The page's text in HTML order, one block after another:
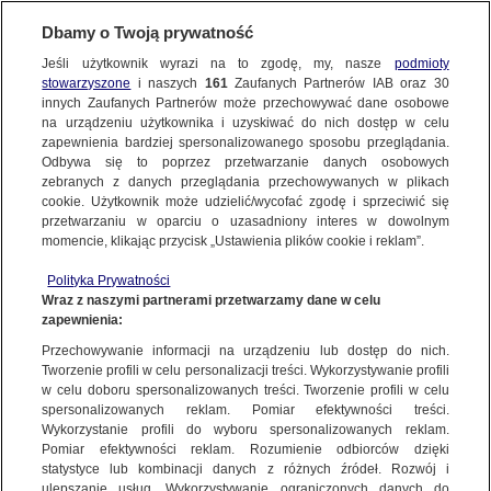
FAKTY | ZOBACZ FAKTY
Eksperci oszacowali, ile ton odpadów zalega na dnie oceanów. Dane są
alarmujące
NAJNOWSZE
ZOBACZ FAKTY
FAKTY PO FAKTACH
FAKTY O ŚWIECIE
WIĘCEJ
KANAŁY
Dzień dobry!
Jedno konto do wszystkich usług
Dbamy o Twoją prywatność
Jeśli użytkownik wyrazi na to zgodę, my, nasze podmioty
stowarzyszone i naszych 161Zaufanych Partnerów IAB oraz 30
innych Zaufanych Partnerów może przechowywać dane osobowe
na urządzeniu użytkownika i uzyskiwać do nich dostęp w celu
zapewnienia bardziej spersonalizowanego sposobu przeglądania.
Odbywa się to poprzez przetwarzanie danych osobowych
zebranych z danych przeglądania przechowywanych w plikach
cookie. Użytkownik może udzielić/wycofać zgodę i sprzeciwić się
przetwarzaniu w oparciu o uzasadniony interes w dowolnym
momencie, klikając przycisk „Ustawienia plików cookie i reklam”.
Polityka Prywatności
Wraz z naszymi partnerami przetwarzamy dane w celu
zapewnienia:
Przechowywanie informacji na urządzeniu lub dostęp do nich.
Tworzenie profili w celu personalizacji treści. Wykorzystywanie profili
w celu doboru spersonalizowanych treści. Tworzenie profili w celu
spersonalizowanych reklam. Pomiar efektywności treści.
Wykorzystanie profili do wyboru spersonalizowanych reklam.
Pomiar efektywności reklam. Rozumienie odbiorców dzięki
statystyce lub kombinacji danych z różnych źródeł. Rozwój i